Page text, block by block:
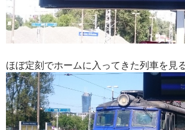
ほぼ定刻でホームに入ってきた列車を見